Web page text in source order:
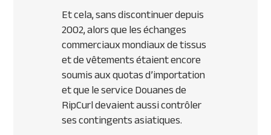
Et cela, sans discontinuer depuis
2002, alors que les échanges
commerciaux mondiaux de tissus
et de vêtements étaient encore
soumis aux quotas d’importation
et que le service Douanes de
RipCurl devaient aussi contrôler
ses contingents asiatiques.